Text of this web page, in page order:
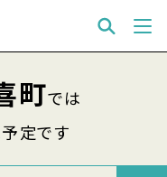
町では
定です